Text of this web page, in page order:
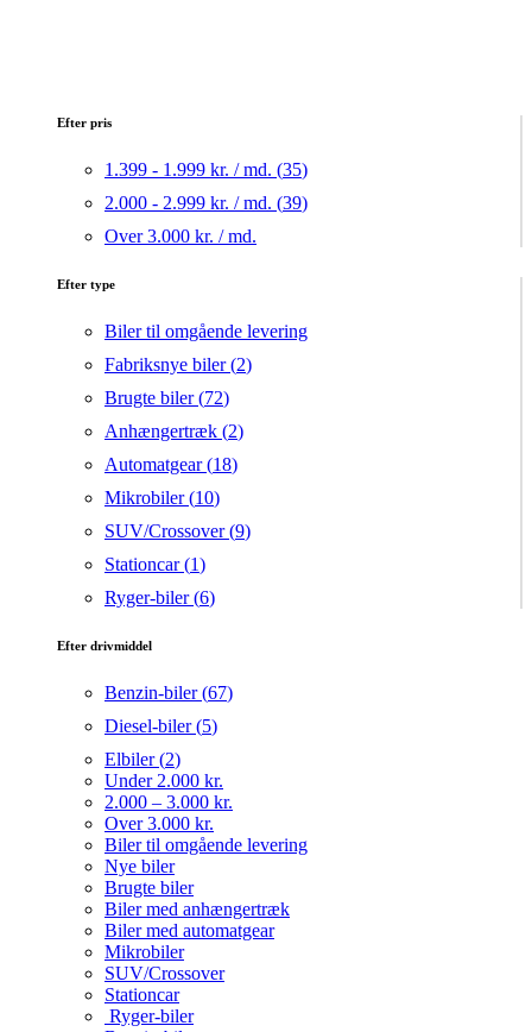
Efter pris
1.399 - 1.999 kr. / md. (35)
2.000 - 2.999 kr. / md. (39)
Over 3.000 kr. / md.
Efter type
Biler til omgående levering
Fabriksnye biler (2)
Brugte biler (72)
Anhængertræk (2)
Automatgear (18)
Mikrobiler (10)
SUV/Crossover (9)
Stationcar (1)
Ryger-biler (6)
Efter drivmiddel
Benzin-biler (67)
Diesel-biler (5)
Elbiler (2)
Under 2.000 kr.
2.000 – 3.000 kr.
Over 3.000 kr.
Biler til omgående levering
Nye biler
Brugte biler
Biler med anhængertræk
Biler med automatgear
Mikrobiler
SUV/Crossover
Stationcar
Ryger-biler